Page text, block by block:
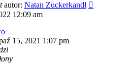
autor: Natan Zuckerkandl
12:09 am
15, 2021 1:07 pm